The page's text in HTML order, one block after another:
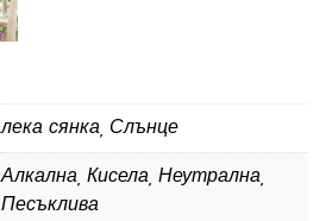
лека сянка, Слънце
Алкална, Кисела, Неутрална,
Песъклива